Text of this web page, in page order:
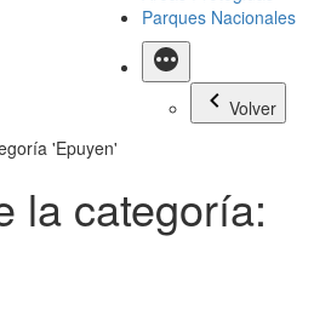
Parques Nacionales
Más
Volver
'Epuyen'
la categoría: